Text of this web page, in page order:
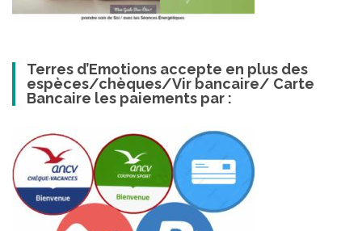
Terres d’Emotions accepte en plus des
espèces/chèques/Vir bancaire/ Carte
Bancaire les paiements par :